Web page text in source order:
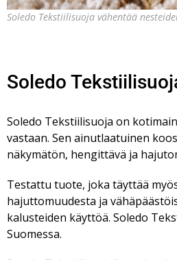
Soledo Tekstiilisuoja vähentää
Soledo
Soledo Tekstiilisuoja on
vastaan. Sen ainutlaatuinen
näkymätön, hengittävä ja
Testattu tuote, joka täyttää
hajuttomuudesta ja
kalusteiden käyttöä. Soledo
Suomessa.